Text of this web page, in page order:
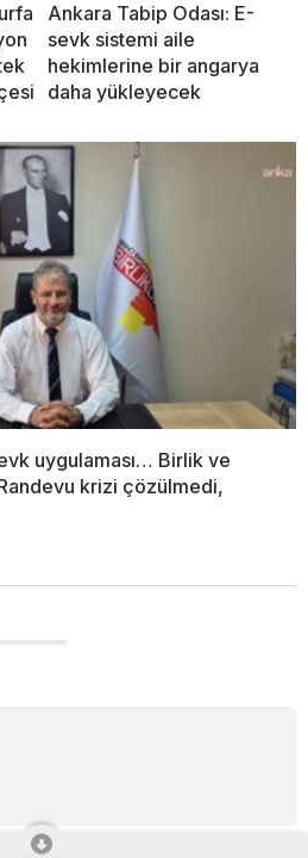
Ankara Tabip Odası: E-
sevk sistemi aile
hekimlerine bir angarya
daha yükleyecek
uygulaması… Birlik ve
krizi çözülmedi,